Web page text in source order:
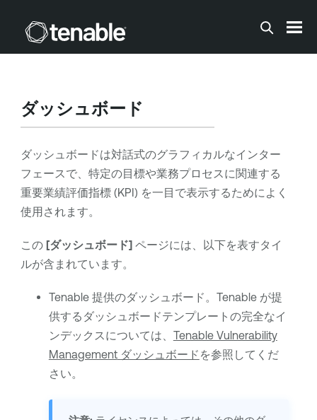
メインコンテンツに移動する
ダッシュボード
ダッシュボードは対話式のグラフィカルなインター
フェースで、特定の目標や業務プロセスに関連する
重要業績評価指標 (KPI) を一目で表示するためによく
使用されます。
この [ダッシュボード]ページには、以下を表すタイ
ルが含まれています。
Tenable 提供のダッシュボード。Tenable が提
供するダッシュボードテンプレートの完全なイ
ンデックスについては、 Tenable Vulnerability
Managementダッシュボード を参照してくだ
さい。